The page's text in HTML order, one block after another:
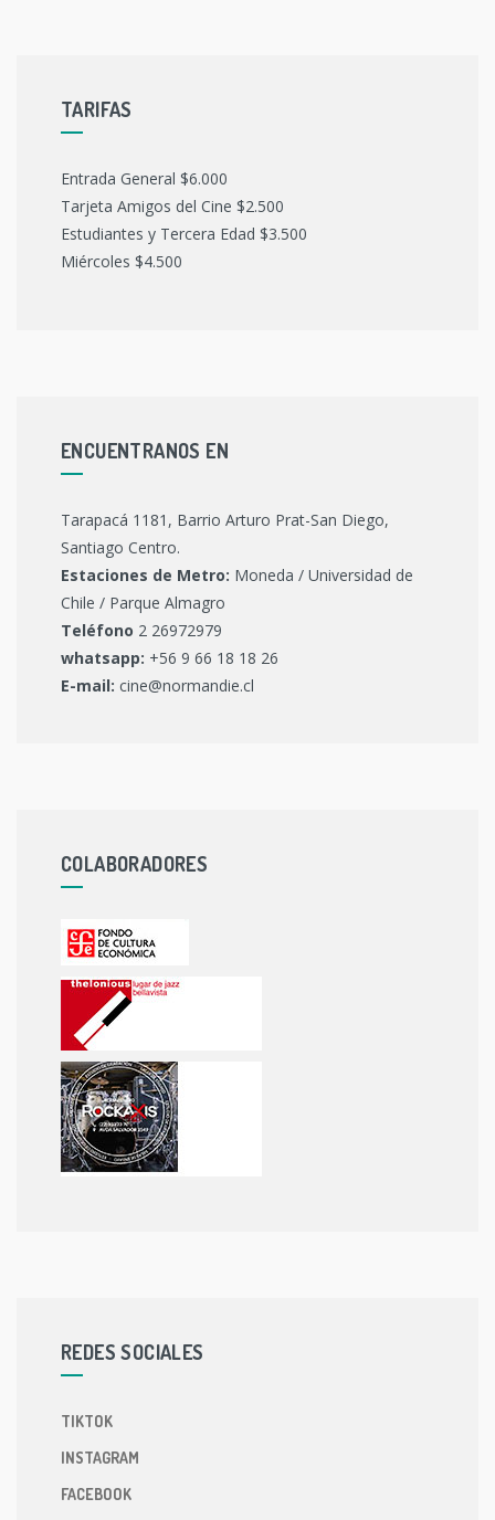
TARIFAS
Entrada General $6.000
Tarjeta Amigos del Cine $2.500
Estudiantes y Tercera Edad $3.500
Miércoles $4.500
ENCUENTRANOS EN
Tarapacá 1181, Barrio Arturo Prat-San Diego,
Santiago Centro.
Estaciones de Metro: Moneda / Universidad de
Chile / Parque Almagro
Teléfono 2 26972979
whatsapp: +56 9 66 18 18 26
E-mail: cine@normandie.cl
COLABORADORES
REDES SOCIALES
TIKTOK
INSTAGRAM
FACEBOOK